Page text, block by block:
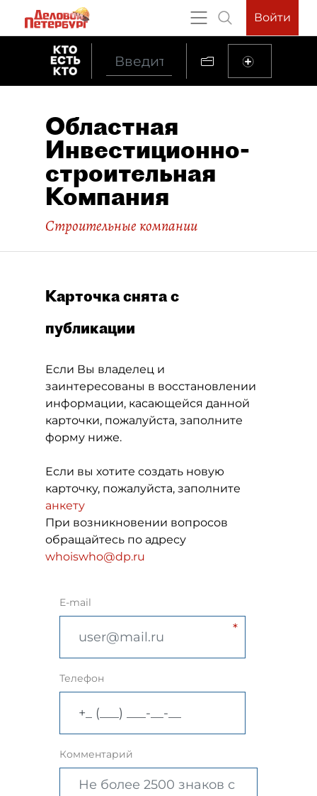
Войти
Областная
Инвестиционно-
строительная
Компания
Строительные компании
Карточка снята с
публикации
Если Вы владелец и
заинтересованы в восстановлении
информации, касающейся данной
карточки, пожалуйста, заполните
форму ниже.
Если вы хотите создать новую
карточку, пожалуйста, заполните
анкету
При возникновении вопросов
обращайтесь по адресу
whoiswho@dp.ru
E-mail
Телефон
Комментарий